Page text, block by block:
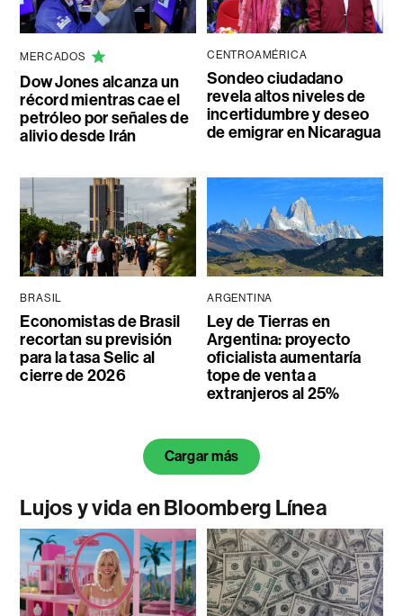
MERCADOS
Dow Jones alcanza un
récord mientras cae el
petróleo por señales de
alivio desde Irán
CENTROAMÉRICA
Sondeo ciudadano
revela altos niveles de
incertidumbre y deseo
de emigrar en Nicaragua
BRASIL
Economistas de Brasil
recortan su previsión
para la tasa Selic al
cierre de 2026
ARGENTINA
Ley de Tierras en
Argentina: proyecto
oficialista aumentaría
tope de venta a
extranjeros al 25%
Cargar más
Lujos y vida en Bloomberg Línea